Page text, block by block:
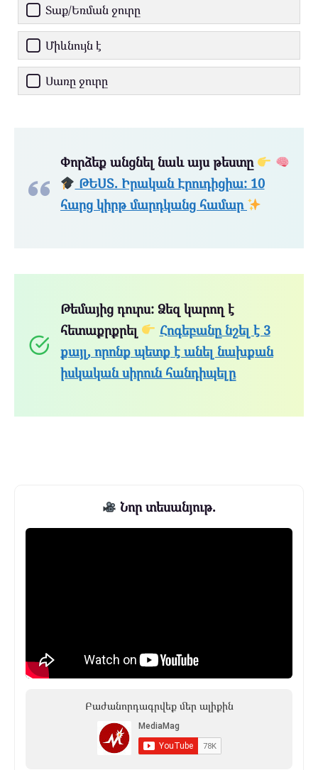
Տաք/Եռման ջուրը
Միևնույն է
Սառը ջուրը
Փորձեք անցնել նաև այս թեստը
ԹԵՍՏ. Իրական Էրուդիցիա: 10
հարց կիրթ մարդկանց համար
Թեմայից դուրս: Ձեզ կարող է
հետաքրքրել
Հոգեբանը նշել է 3
քայլ, որոնք պետք է անել նախքան
իսկական սիրուն հանդիպելը
Նոր տեսանյութ.
Բաժանորդագրվեք մեր ալիքին